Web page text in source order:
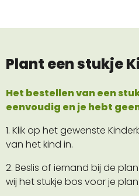
Plant een stukje
Het bestellen van een
eenvoudig en je hebt
1. Klik op het gewenste
van het kind in.
2. Beslis of iemand bij de
wij het stukje bos voor je